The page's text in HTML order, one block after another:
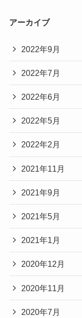
アーカイブ
2022年9月
2022年7月
2022年6月
2022年5月
2022年2月
2021年11月
2021年9月
2021年5月
2021年1月
2020年12月
2020年11月
2020年7月